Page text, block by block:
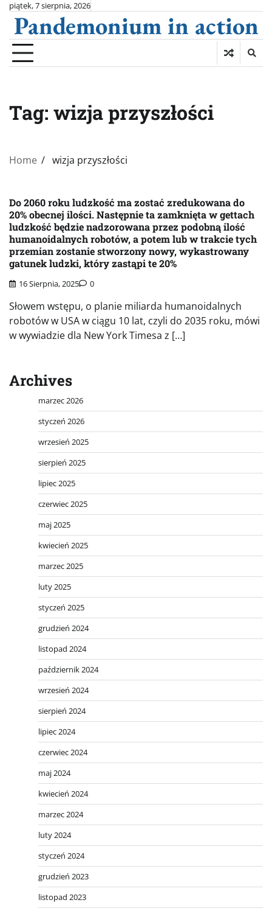
Skip
content
piątek, 7 sierpnia, 2026
Pandemonium in action
Tag: wizja przyszłości
Home wizja przyszłości
Do 2060 roku ludzkość ma zostać zredukowana do
20% obecnej ilości. Następnie ta zamknięta w gettach
ludzkość będzie nadzorowana przez podobną ilość
humanoidalnych robotów, a potem lub w trakcie tych
przemian zostanie stworzony nowy, wykastrowany
gatunek ludzki, który zastąpi te 20%
16 Sierpnia, 2025 0
Słowem wstępu, o planie miliarda humanoidalnych
robotów w USA w ciągu 10 lat, czyli do 2035 roku, mówi
w wywiadzie dla New York Timesa z […]
Archives
marzec 2026
styczeń 2026
wrzesień 2025
sierpień 2025
lipiec 2025
czerwiec 2025
maj 2025
kwiecień 2025
marzec 2025
luty 2025
styczeń 2025
grudzień 2024
listopad 2024
październik 2024
wrzesień 2024
sierpień 2024
lipiec 2024
czerwiec 2024
maj 2024
kwiecień 2024
marzec 2024
luty 2024
styczeń 2024
grudzień 2023
listopad 2023